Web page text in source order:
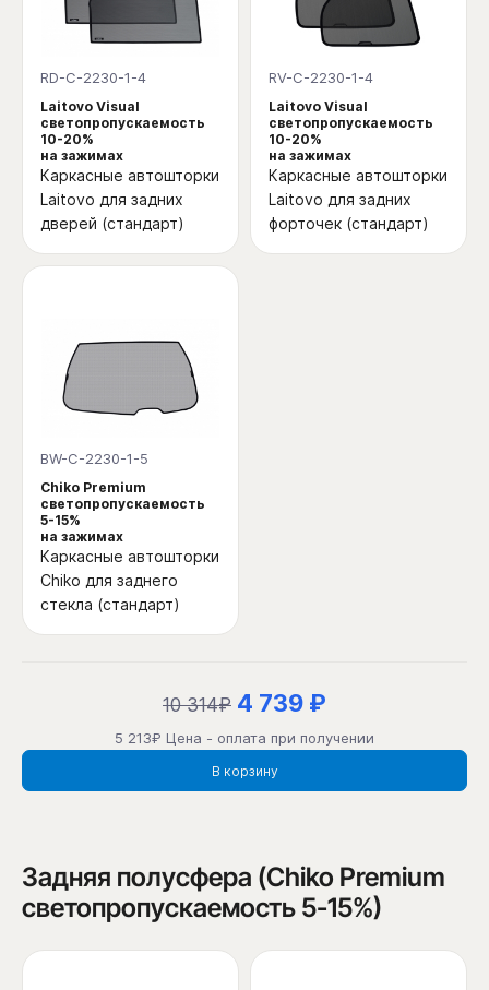
RD-C-2230-1-4
Laitovo Visual
светопропускаемость
10-20%
на зажимах
Каркасные автошторки
Laitovo для задних
дверей (стандарт)
RV-C-2230-1-4
Laitovo Visual
светопропускаемость
10-20%
на зажимах
Каркасные автошторки
Laitovo для задних
форточек (стандарт)
BW-C-2230-1-5
Chiko Premium
светопропускаемость
5-15%
на зажимах
Каркасные автошторки
Chiko для заднего
стекла (стандарт)
10 314₽ 4 739 ₽
5 213₽ Цена - оплата при получении
В корзину
Задняя полусфера (Chiko Premium
светопропускаемость 5-15%)